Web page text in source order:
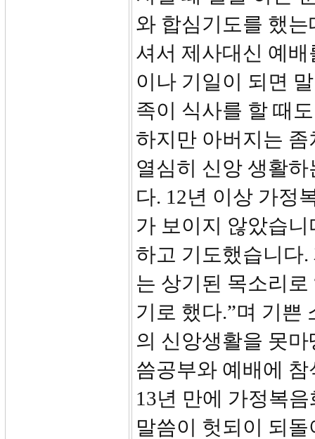
와 합심기도를 했
셔서 제사대신 예
이나 기일이 되면
족이 식사를 할 때
하지만 아버지는
열심히 신앙 생활
다. 12년 이상 가정
가 보이지 않았습
하고 기도했습니다
는 상기된 목소리
기로 했다.”며 기쁜
의 신앙생활을 못
씀공부와 예배에
13년 만에 가정복
말씀이 헛되이 되